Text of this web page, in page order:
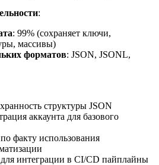
:
: 99% (сохраняет ключи,
массивы)
форматов: JSON, JSONL,
структуры JSON
аккаунта для базового
факту использования
интеграции в CI/CD пайплайны